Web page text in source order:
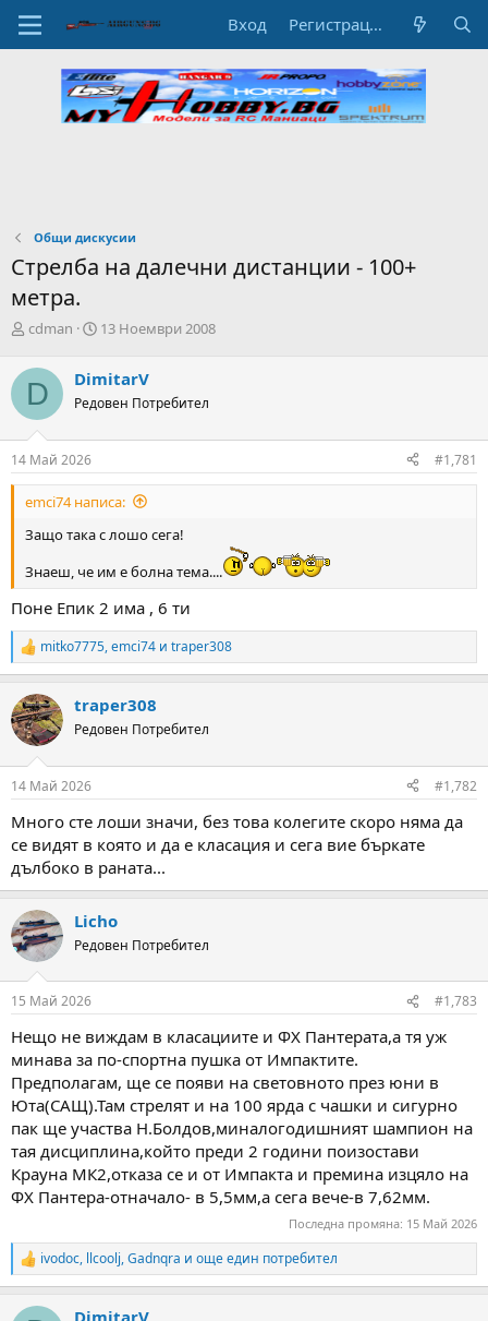
Вход Регистрация
Общи дискусии
Стрелба на далечни дистанции - 100+
метра.
А
т
о
р
н
а
т
е
м
т
а
cdman
Н
а
л
а
а
т
13 Ноември 2008
D DimitarV
Редовен Потребител
14 Май 2026 #1,781
emci74 написа:
Защо така с лошо сега!
Знаеш, че им е болна тема....
Поне Епик 2 има , 6 ти
R
e
c
t
i
s
mitko7775,emci74 и traper308
traper308
Редовен Потребител
14 Май 2026 #1,782
Много сте лоши значи, без това колегите скоро няма да
се видят в която и да е класация и сега вие бъркате
дълбоко в раната...
Licho
Редовен Потребител
15 Май 2026 #1,783
Нещо не виждам в класациите и ФХ Пантерата,а тя уж
минава за по-спортна пушка от Импактите.
Предполагам, ще се появи на световното през юни в
Юта(САЩ).Там стрелят и на 100 ярда с чашки и сигурно
пак ще участва Н.Болдов,миналогодишният шампион на
тая дисциплина,който преди 2 години поизостави
Крауна МК2,отказа се и от Импакта и премина изцяло на
ФХ Пантера-отначало- в 5,5мм,а сега вече-в 7,62мм.
Последна промяна: 15 Май 2026
R
e
c
ivodoc, llcoolj,Gadnqra и още един потребител
DimitarV